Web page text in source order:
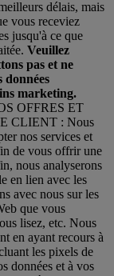
délais, mais
vous receviez
jusqu'à ce que
Veuillez
pas et ne
données
marketing.
OFFRES ET
CLIENT : Nous
nos services et
de vous offrir une
nous analyserons
en lien avec les
avec nous sur les
que vous
lisez, etc. Nous
en ayant recours à
les pixels de
données et à vos